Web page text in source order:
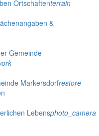
Ortschaftenterrain
&
Gemeinde
Markersdorfrestore
Lebensphoto_camera